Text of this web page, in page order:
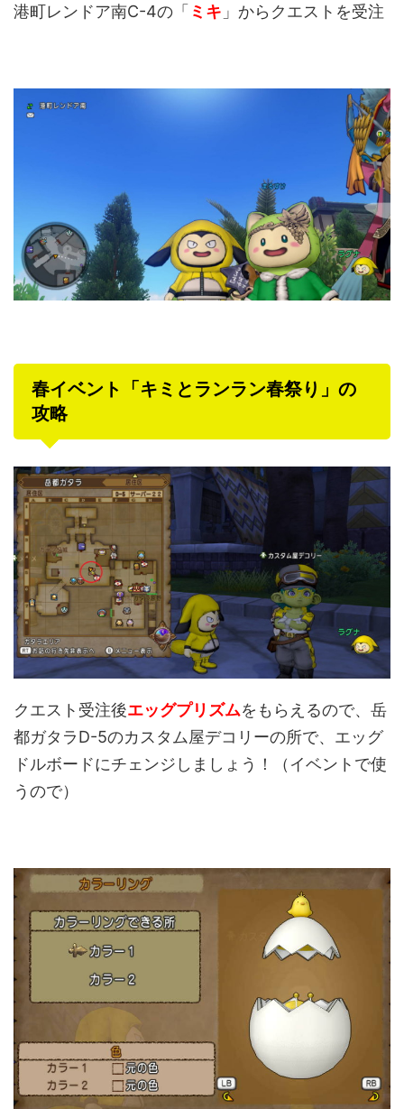
港町レンドア南C-4の「 ミキ 」からクエストを受注
春イベント「キミとランラン春祭り」の
攻略
クエスト受注後エッグプリズムをもらえるので、岳
都ガタラD-5のカスタム屋デコリーの所で、エッグ
ドルボードにチェンジしましょう！（イベントで使
うので）